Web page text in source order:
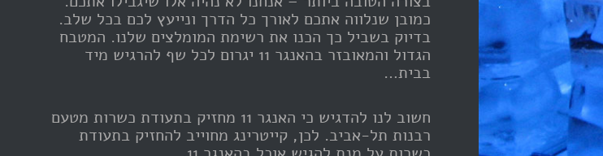
כמובן שנלווה אתכם לאורך כל הדרך ונייעץ לכם בכל שלב.
בדיוק בשביל כך הכנו את רשימת המומלצים שלנו. המטבח
הגדול והמאובזר בהאנגר 11 יגרום לכל שף להרגיש מיד
בבית…
חשוב לנו להדגיש כי האנגר 11 מחזיק בתעודת כשרות מטעם
רבנות תל-אביב. לכן, קייטרינג מחוייב להחזיק בתעודת